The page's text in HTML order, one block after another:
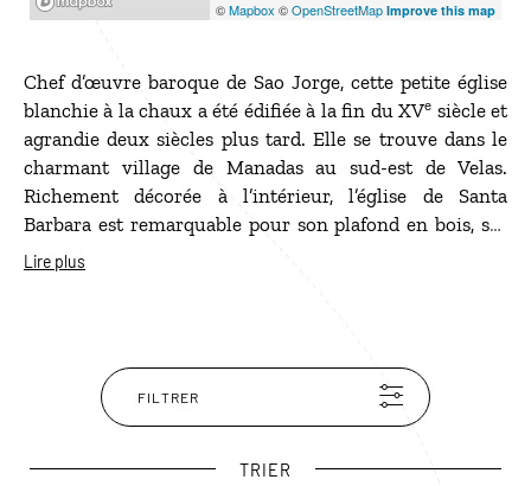
©Mapbox ©OpenStreetMap Improve this map
Chef d’œuvre baroque de Sao Jorge, cette petite église
blanchie à la chaux a été édifiée à la fin du XVe siècle et
agrandie deux siècles plus tard. Elle se trouve dans le
charmant village de Manadas au sud-est de Velas.
Richement décorée à l’intérieur, l’église de Santa
Barbara est remarquable pour son plafond en bois, ses
bas-reliefs marquetés et ses beaux azulejos.
Lire plus
FILTRER
TRIER